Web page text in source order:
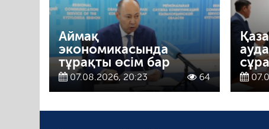
Аймақ
экономикасында
тұрақты өсім бар
07.08.2026, 20:23 64